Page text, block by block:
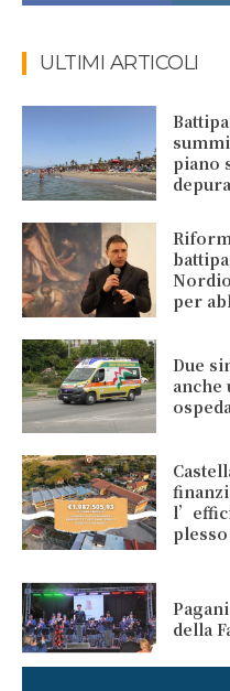
ULTIMI ARTICOLI
piano
per
Due
anche
della